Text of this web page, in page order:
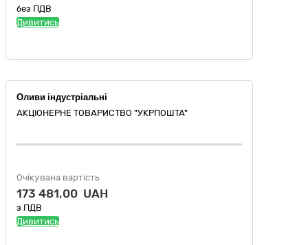
без ПДВ
Дивитись
Оливи індустріальні
АКЦІОНЕРНЕ ТОВАРИСТВО "УКРПОШТА"
Очікувана вартість
173 481,00 UAH
з ПДВ
Дивитись